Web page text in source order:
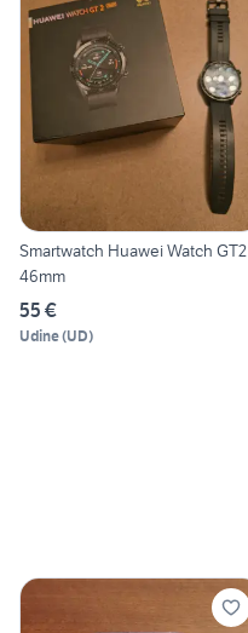
Smartwatch Huawei Watch GT2
46mm
55 €
Udine(UD)